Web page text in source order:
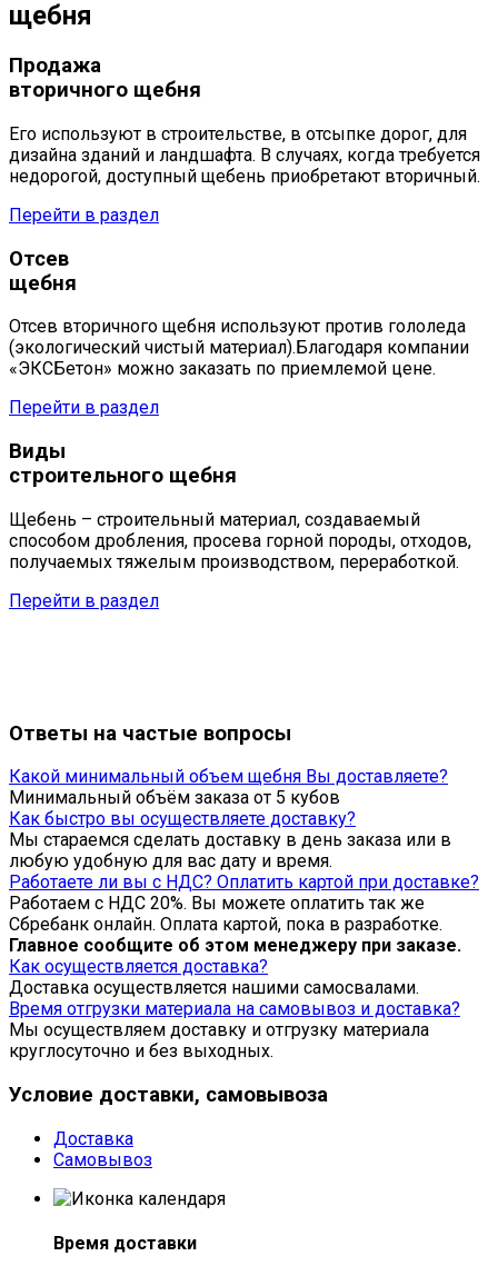
щебня
Продажа
вторичного щебня
Его используют в строительстве, в отсыпке дорог, для
дизайна зданий и ландшафта. В случаях, когда требуется
недорогой, доступный щебень приобретают вторичный.
Перейти в раздел
Отсев
щебня
Отсев вторичного щебня используют против гололеда
(экологический чистый материал).Благодаря компании
«ЭКСБетон» можно заказать по приемлемой цене.
Перейти в раздел
Виды
строительного щебня
Щебень – строительный материал, создаваемый
способом дробления, просева горной породы, отходов,
получаемых тяжелым производством, переработкой.
Перейти в раздел
Ответы на частые вопросы
Какой минимальный объем щебня Вы доставляете?
Минимальный объём заказа от 5 кубов
Как быстро вы осуществляете доставку?
Мы стараемся сделать доставку в день заказа или в
любую удобную для вас дату и время.
Работаете ли вы с НДС? Оплатить картой при доставке?
Работаем с НДС 20%. Вы можете оплатить так же
Сбребанк онлайн. Оплата картой, пока в разработке.
Главное сообщите об этом менеджеру при заказе.
Как осуществляется доставка?
Доставка осуществляется нашими самосвалами.
Время отгрузки материала на самовывоз и доставка?
Мы осуществляем доставку и отгрузку материала
круглосуточно и без выходных.
Условие доставки, самовывоза
Доставка
Самовывоз
Время доставки